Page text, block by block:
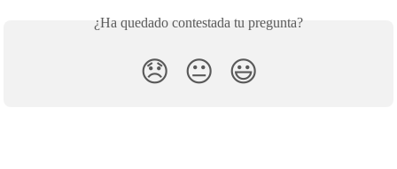
¿Ha quedado contestada tu pregunta?
😞 😐 😃